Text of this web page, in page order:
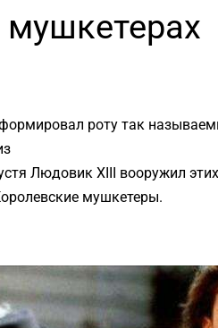
роту так
Людовик XIII вооружил
мушкетеры.